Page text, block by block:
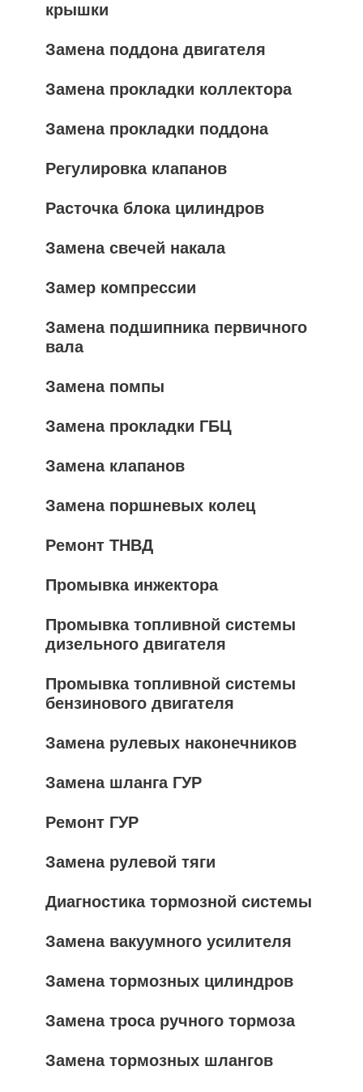
крышки
Замена поддона двигателя
Замена прокладки коллектора
Замена прокладки поддона
Регулировка клапанов
Расточка блока цилиндров
Замена свечей накала
Замер компрессии
Замена подшипника первичного
вала
Замена помпы
Замена прокладки ГБЦ
Замена клапанов
Замена поршневых колец
Ремонт ТНВД
Промывка инжектора
Промывка топливной системы
дизельного двигателя
Промывка топливной системы
бензинового двигателя
Замена рулевых наконечников
Замена шланга ГУР
Ремонт ГУР
Замена рулевой тяги
Диагностика тормозной системы
Замена вакуумного усилителя
Замена тормозных цилиндров
Замена троса ручного тормоза
Замена тормозных шлангов